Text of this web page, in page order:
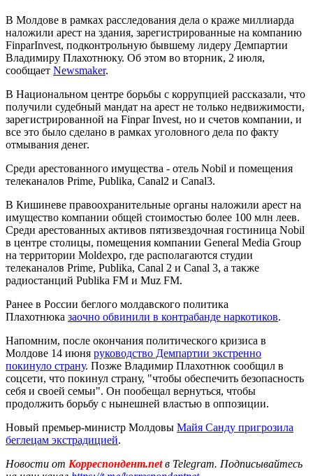
В Молдове в рамках расследования дела о краже миллиарда
наложили арест на здания, зарегистрированные на компанию
FinparInvest, подконтрольную бывшему лидеру Демпартии
Владимиру Плахотнюку. Об этом во вторник, 2 июля,
сообщает Newsmaker.
В Национальном центре борьбы с коррупцией рассказали, что
получили судебный мандат на арест не только недвижимости,
зарегистрированной на Finpar Invest, но и счетов компании, и
все это было сделано в рамках уголовного дела по факту
отмывания денег.
Среди арестованного имущества - отель Nobil и помещения
телеканалов Prime, Publika, Canal2 и Canal3.
В Кишиневе правоохранительные органы наложили арест на
имущество компании общей стоимостью более 100 млн леев.
Среди арестованных активов пятизвездочная гостиница Nobil
в центре столицы, помещения компании General Media Group
на территории Moldexpo, где располагаются студии
телеканалов Prime, Publika, Canal 2 и Canal 3, а также
радиостанций Publika FM и Muz FM.
Ранее в России беглого молдавского политика
Плахотнюка заочно обвинили в контрабанде наркотиков.
Напомним, после окончания политического кризиса в
Молдове 14 июня руководство Демпартии экстренно
покинуло страну. Позже Владимир Плахотнюк сообщил в
соцсети, что покинул страну, "чтобы обеспечить безопасность
себя и своей семьи". Он пообещал вернуться, чтобы
продолжить борьбу с нынешней властью в оппозиции.
Новый премьер-министр Молдовы Майя Санду пригрозила
беглецам экстрадицией.
Новости от Корреспондент.netв Telegram. Подписывайтесь